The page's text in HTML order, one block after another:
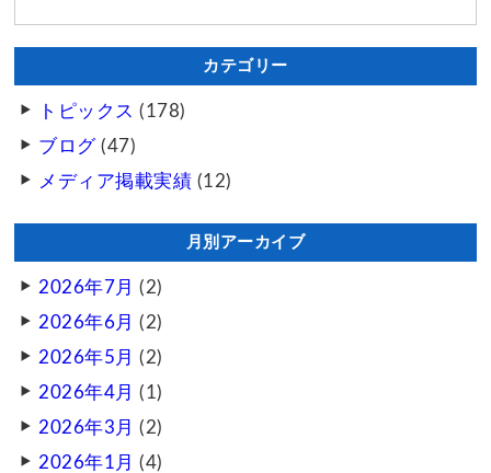
カテゴリー
トピックス (178)
ブログ(47)
メディア掲載実績 (12)
月別アーカイブ
2026年7月 (2)
2026年6月 (2)
2026年5月 (2)
2026年4月 (1)
2026年3月 (2)
2026年1月 (4)